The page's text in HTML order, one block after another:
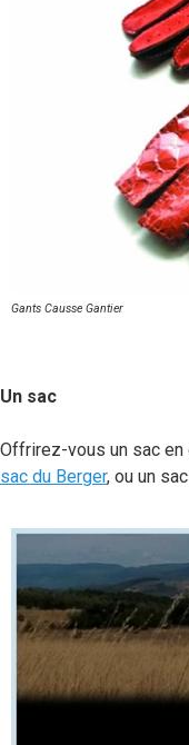
Gants Causse Gantier
Un sac
Offrirez-vous un sac en
sac du Berger, ou un